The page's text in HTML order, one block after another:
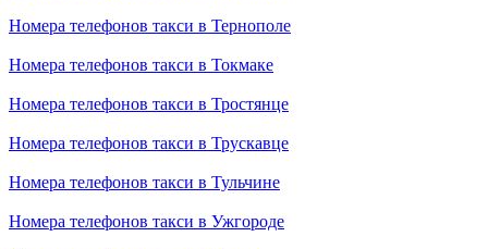
Номера телефонов такси в Тернополе
Номера телефонов такси в Токмаке
Номера телефонов такси в Тростянце
Номера телефонов такси в Трускавце
Номера телефонов такси в Тульчине
Номера телефонов такси в Ужгороде